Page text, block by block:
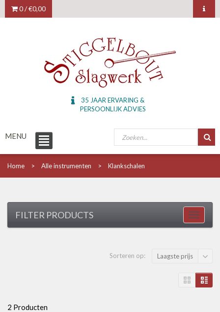
0 /€0,00
35 JAAR ERVARING &
PERSOONLIJK ADVIES
MENU
Home Alle instrumenten Klankschalen
FILTER PRODUCTS
Sorteren op: Laagste prijs
2 Producten